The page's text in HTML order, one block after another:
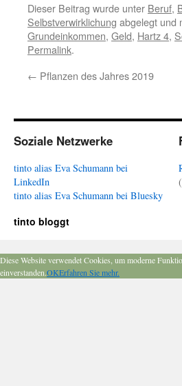
Dieser Beitrag wurde unter Beruf,
Selbstverwirklichung abgelegt und
Grundeinkommen, Geld, Hartz 4,
Permalink.
← Pflanzen des Jahres 2019
Soziale Netzwerke
tinto alias Eva Schumann bei
LinkedIn
tinto alias Eva Schumann bei Bluesky
tinto bloggt
Diese Website verwendet Cookies, um moderne
einverstanden.OKErfahren Sie mehr.